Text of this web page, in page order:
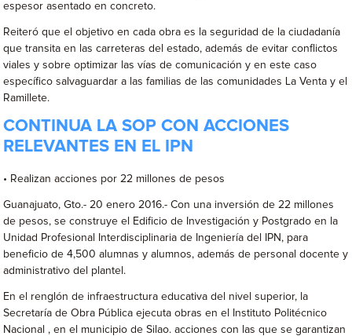
espesor asentado en concreto.
Reiteró que el objetivo en cada obra es la seguridad de la ciudadanía
que transita en las carreteras del estado, además de evitar conflictos
viales y sobre optimizar las vías de comunicación y en este caso
específico salvaguardar a las familias de las comunidades La Venta y el
Ramillete.
CONTINUA LA SOP CON ACCIONES
RELEVANTES EN EL IPN
• Realizan acciones por 22 millones de pesos
Guanajuato, Gto.- 20 enero 2016.- Con una inversión de 22 millones
de pesos, se construye el Edificio de Investigación y Postgrado en la
Unidad Profesional Interdisciplinaria de Ingeniería del IPN, para
beneficio de 4,500 alumnas y alumnos, además de personal docente y
administrativo del plantel.
En el renglón de infraestructura educativa del nivel superior, la
Secretaría de Obra Pública ejecuta obras en el Instituto Politécnico
Nacional , en el municipio de Silao. acciones con las que se garantizan